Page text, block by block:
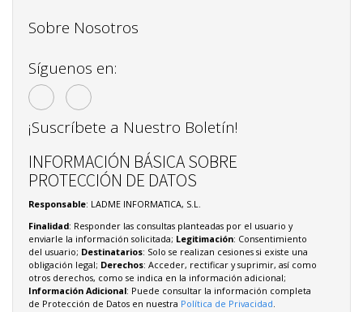
Sobre Nosotros
Síguenos en:
¡Suscríbete a Nuestro Boletín!
INFORMACIÓN BÁSICA SOBRE
PROTECCIÓN DE DATOS
Responsable: LADME INFORMATICA, S.L.
Finalidad: Responder las consultas planteadas por el usuario y
enviarle la información solicitada; Legitimación: Consentimiento
del usuario; Destinatarios: Solo se realizan cesiones si existe una
obligación legal; Derechos: Acceder, rectificar y suprimir, así como
otros derechos, como se indica en la información adicional;
Información Adicional: Puede consultar la información completa
de Protección de Datos en nuestra Política de Privacidad